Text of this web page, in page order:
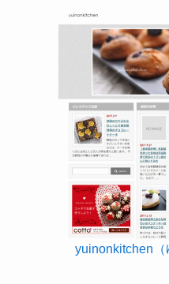
yuinonkitchen（